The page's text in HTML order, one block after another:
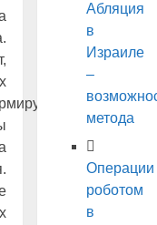
Абляция
в
Израиле
–
метода
Операции
роботом
в